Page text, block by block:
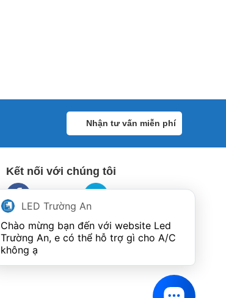
Nhận tư vấn miễn phí
Kết nối với chúng tôi
LED Trường An
Chào mừng bạn đến với website Led
Trường An, e có thể hỗ trợ gì cho A/C
không ạ